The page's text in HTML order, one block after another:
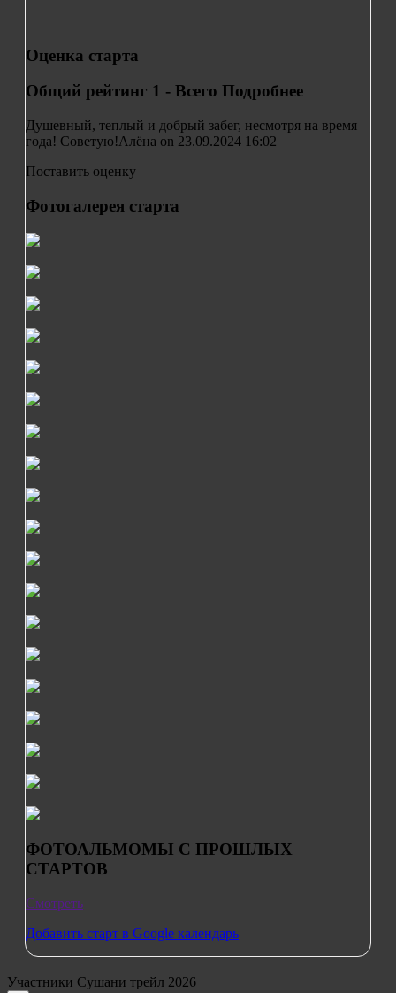
Оценка старта
Общий рейтинг 1 - Всего Подробнее
Душевный, теплый и добрый забег, несмотря на время
года! Советую!Алёна on 23.09.2024 16:02
Поставить оценку
Фотогалерея старта
ФОТОАЛЬМОМЫ С ПРОШЛЫХ
СТАРТОВ
Смотреть
Добавить старт в Google календарь
Участники Сушани трейл 2026